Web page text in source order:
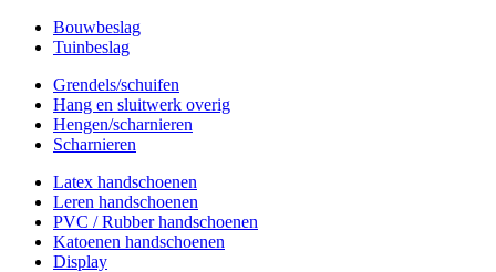
Bouwbeslag
Tuinbeslag
Grendels/schuifen
Hang en sluitwerk overig
Hengen/scharnieren
Scharnieren
Latex handschoenen
Leren handschoenen
PVC / Rubber handschoenen
Katoenen handschoenen
Display